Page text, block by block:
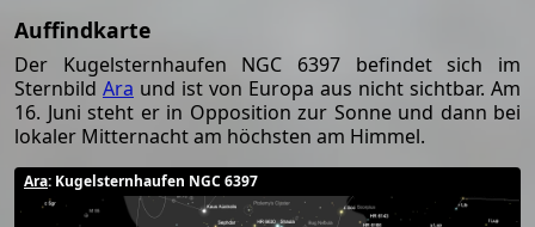
Auffindkarte
Der Kugelsternhaufen NGC 6397 befindet sich im
Sternbild Ara und ist von Europa aus nicht sichtbar. Am
16. Juni steht er in Opposition zur Sonne und dann bei
lokaler Mitternacht am höchsten am Himmel.
Ara: Kugelsternhaufen NGC 6397